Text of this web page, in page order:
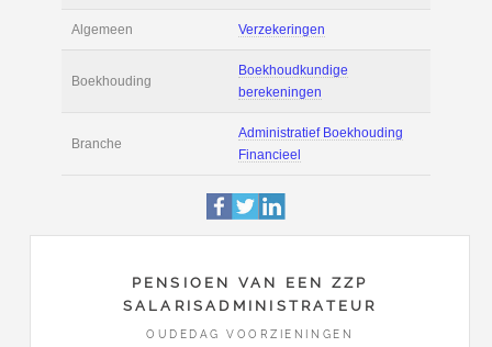
Salaris
Tarief € 75 per uur ex
Boekhoudsoftware
Boekhouding
Boekhoudkundige
PENSIOEN VAN EEN ZZP
SALARISADMINISTRATEUR
OUDEDAG VOORZIENINGEN